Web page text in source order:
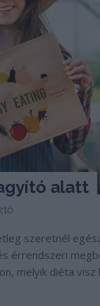
alatt
szeretnél
érrendszeri
melyik diéta visz